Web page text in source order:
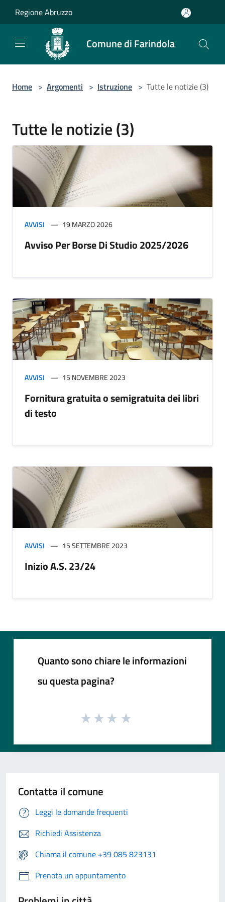
Regione Abruzzo
Comune di Farindola
Home > Argomenti > Istruzione > Tutte le notizie (3)
Tutte le notizie (3)
AVVISI 19 MARZO 2026
Avviso Per Borse Di Studio 2025/2026
AVVISI 15 NOVEMBRE 2023
Fornitura gratuita o semigratuita dei libri
di testo
AVVISI 15 SETTEMBRE 2023
Inizio A.S. 23/24
Quanto sono chiare le informazioni
su questa pagina?
Contatta il comune
Leggi le domande frequenti
Richiedi Assistenza
Chiama il comune +39 085 823131
Prenota un appuntamento